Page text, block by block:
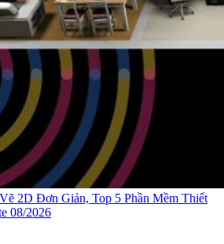
2D Đơn Giản, Top 5 Phần Mềm Thiết
08/2026